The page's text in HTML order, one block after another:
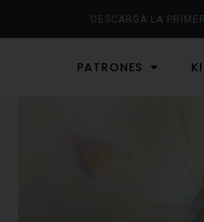
DESCARGA LA
PATRONES